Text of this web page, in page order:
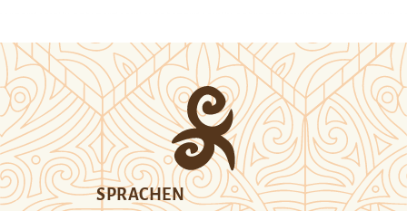
SPRACHEN